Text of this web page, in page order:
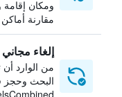
ومكان
مقارنة أماكن
إلغاء مجاني
من الوارد
البحث وحجز